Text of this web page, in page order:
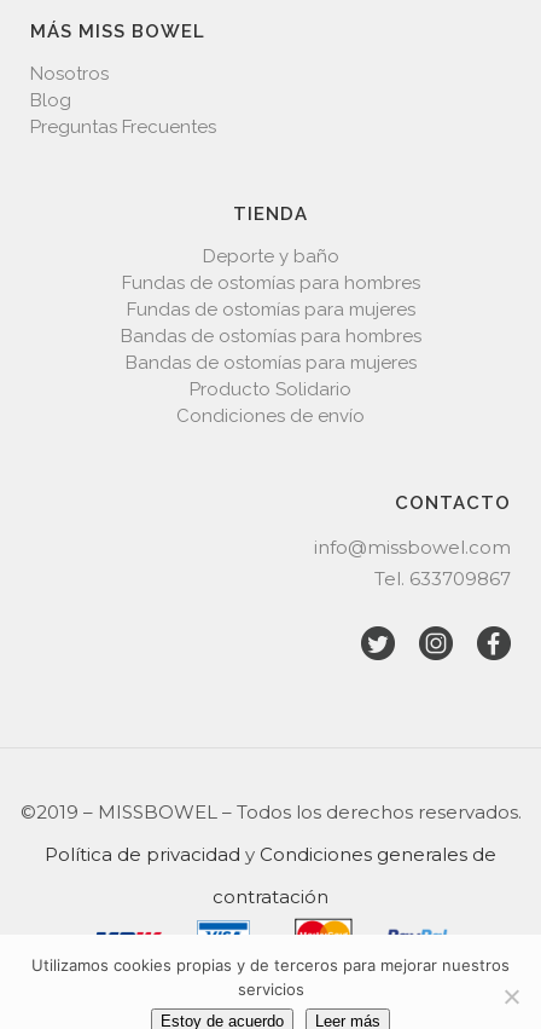
MÁS MISS BOWEL
Nosotros
Blog
Preguntas Frecuentes
TIENDA
Deporte y baño
Fundas de ostomías para hombres
Fundas de ostomías para mujeres
Bandas de ostomías para hombres
Bandas de ostomías para mujeres
Producto Solidario
Condiciones de envío
CONTACTO
info@missbowel.com
Tel. 633709867
©2019 – MISSBOWEL – Todos los derechos reservados.
Política de privacidad y Condiciones generales de
contratación
Utilizamos cookies propias y de terceros para mejorar nuestros
servicios
Estoy de acuerdo Leer más